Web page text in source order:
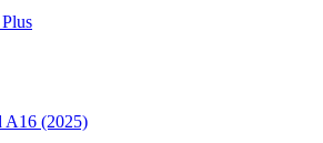
A16 (2025)